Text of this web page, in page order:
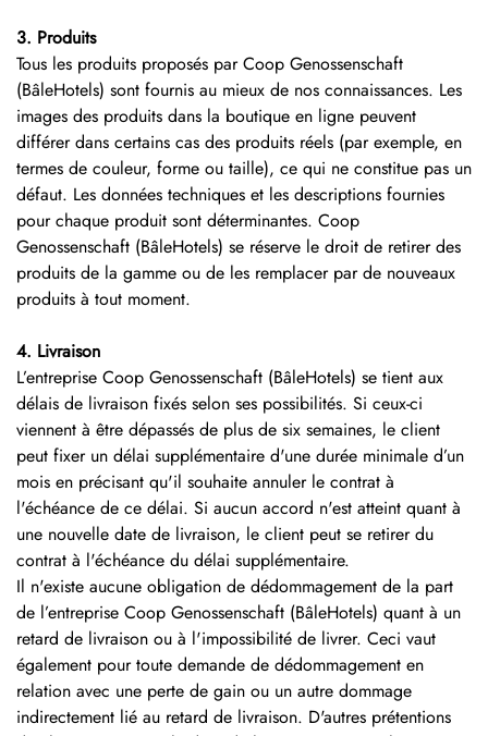
3. Produits
Tous les produits proposés par Coop Genossenschaft
(BâleHotels) sont fournis au mieux de nos connaissances. Les
images des produits dans la boutique en ligne peuvent
différer dans certains cas des produits réels (par exemple, en
termes de couleur, forme ou taille), ce qui ne constitue pas un
défaut. Les données techniques et les descriptions fournies
pour chaque produit sont déterminantes. Coop
Genossenschaft (BâleHotels) se réserve le droit de retirer des
produits de la gamme ou de les remplacer par de nouveaux
produits à tout moment.
4. Livraison
L’entreprise Coop Genossenschaft (BâleHotels) se tient aux
délais de livraison fixés selon ses possibilités. Si ceux-ci
viennent à être dépassés de plus de six semaines, le client
peut fixer un délai supplémentaire d'une durée minimale d’un
mois en précisant qu'il souhaite annuler le contrat à
l'échéance de ce délai. Si aucun accord n'est atteint quant à
une nouvelle date de livraison, le client peut se retirer du
contrat à l'échéance du délai supplémentaire.
Il n'existe aucune obligation de dédommagement de la part
de l’entreprise Coop Genossenschaft (BâleHotels) quant à un
retard de livraison ou à l'impossibilité de livrer. Ceci vaut
également pour toute demande de dédommagement en
relation avec une perte de gain ou un autre dommage
indirectement lié au retard de livraison. D'autres prétentions